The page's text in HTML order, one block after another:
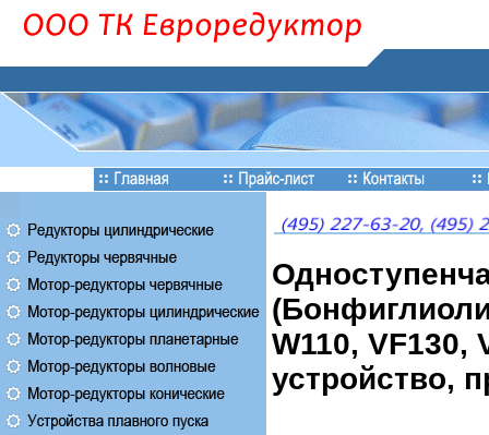
W110, VF130,
устройство,